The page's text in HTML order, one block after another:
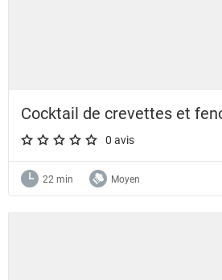
Cocktail de crevettes et
A star rating of 0 out of 5.
0 avis
22 min Moyen